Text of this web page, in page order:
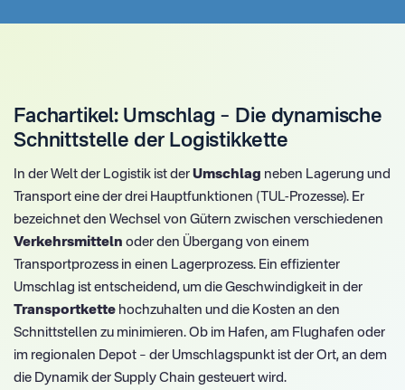
Fachartikel: Umschlag – Die dynamische
Schnittstelle der Logistikkette
In der Welt der Logistik ist der Umschlag neben Lagerung und
Transport eine der drei Hauptfunktionen (TUL-Prozesse). Er
bezeichnet den Wechsel von Gütern zwischen verschiedenen
Verkehrsmitteln oder den Übergang von einem
Transportprozess in einen Lagerprozess. Ein effizienter
Umschlag ist entscheidend, um die Geschwindigkeit in der
Transportkette hochzuhalten und die Kosten an den
Schnittstellen zu minimieren. Ob im Hafen, am Flughafen oder
im regionalen Depot – der Umschlagspunkt ist der Ort, an dem
die Dynamik der Supply Chain gesteuert wird.